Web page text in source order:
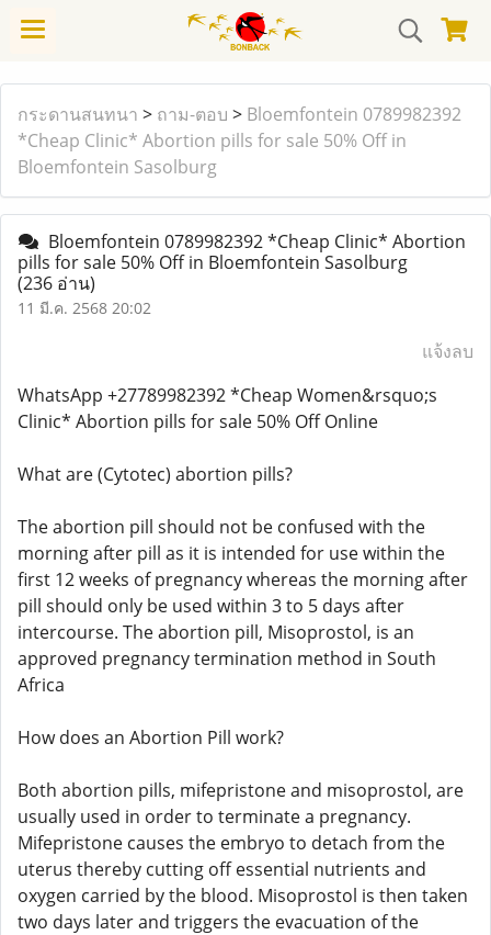
กระดานสนทนา > ถาม-ตอบ > Bloemfontein 0789982392
*Cheap Clinic* Abortion pills for sale 50% Off in
Bloemfontein Sasolburg
Bloemfontein 0789982392 *Cheap Clinic* Abortion
pills for sale 50% Off in Bloemfontein Sasolburg
(236 อ่าน)
11 มี.ค. 2568 20:02
แจ้งลบ
WhatsApp +27789982392 *Cheap Women&rsquo;s
Clinic* Abortion pills for sale 50% Off Online
What are (Cytotec) abortion pills?
The abortion pill should not be confused with the
morning after pill as it is intended for use within the
first 12 weeks of pregnancy whereas the morning after
pill should only be used within 3 to 5 days after
intercourse. The abortion pill, Misoprostol, is an
approved pregnancy termination method in South
Africa
How does an Abortion Pill work?
Both abortion pills, mifepristone and misoprostol, are
usually used in order to terminate a pregnancy.
Mifepristone causes the embryo to detach from the
uterus thereby cutting off essential nutrients and
oxygen carried by the blood. Misoprostol is then taken
two days later and triggers the evacuation of the